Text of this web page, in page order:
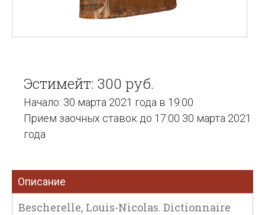
Эстимейт: 300 руб.
Начало: 30 марта 2021 года в 19:00
Прием заочных ставок до 17:00 30 марта 2021
года
Описание
Bescherelle, Louis-Nicolas. Dictionnaire